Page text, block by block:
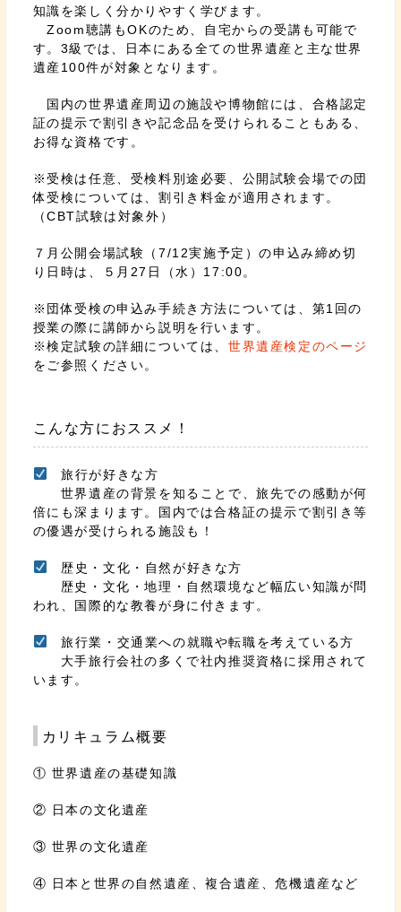
知識を楽しく分かりやすく学びます。
Zoom聴講もOKのため、自宅からの受講も可能で
す。3級では、日本にある全ての世界遺産と主な世界
遺産100件が対象となります。
国内の世界遺産周辺の施設や博物館には、合格認定
証の提示で割引きや記念品を受けられることもある、
お得な資格です。
※受検は任意、受検料別途必要、公開試験会場での団
体受検については、割引き料金が適用されます。
（CBT試験は対象外）
７月公開会場試験（7/12実施予定）の申込み締め切
り日時は、５月27日（水）17:00。
※団体受検の申込み手続き方法については、第1回の
授業の際に講師から説明を行います。
※検定試験の詳細については、世界遺産検定のページ
をご参照ください。
こんな方におススメ！
旅行が好きな方
世界遺産の背景を知ることで、旅先での感動が何
倍にも深まります。国内では合格証の提示で割引き等
の優遇が受けられる施設も！
歴史・文化・自然が好きな方
歴史・文化・地理・自然環境など幅広い知識が問
われ、国際的な教養が身に付きます。
旅行業・交通業への就職や転職を考えている方
大手旅行会社の多くで社内推奨資格に採用されて
います。
カリキュラム概要
① 世界遺産の基礎知識
② 日本の文化遺産
③ 世界の文化遺産
④ 日本と世界の自然遺産、複合遺産、危機遺産など